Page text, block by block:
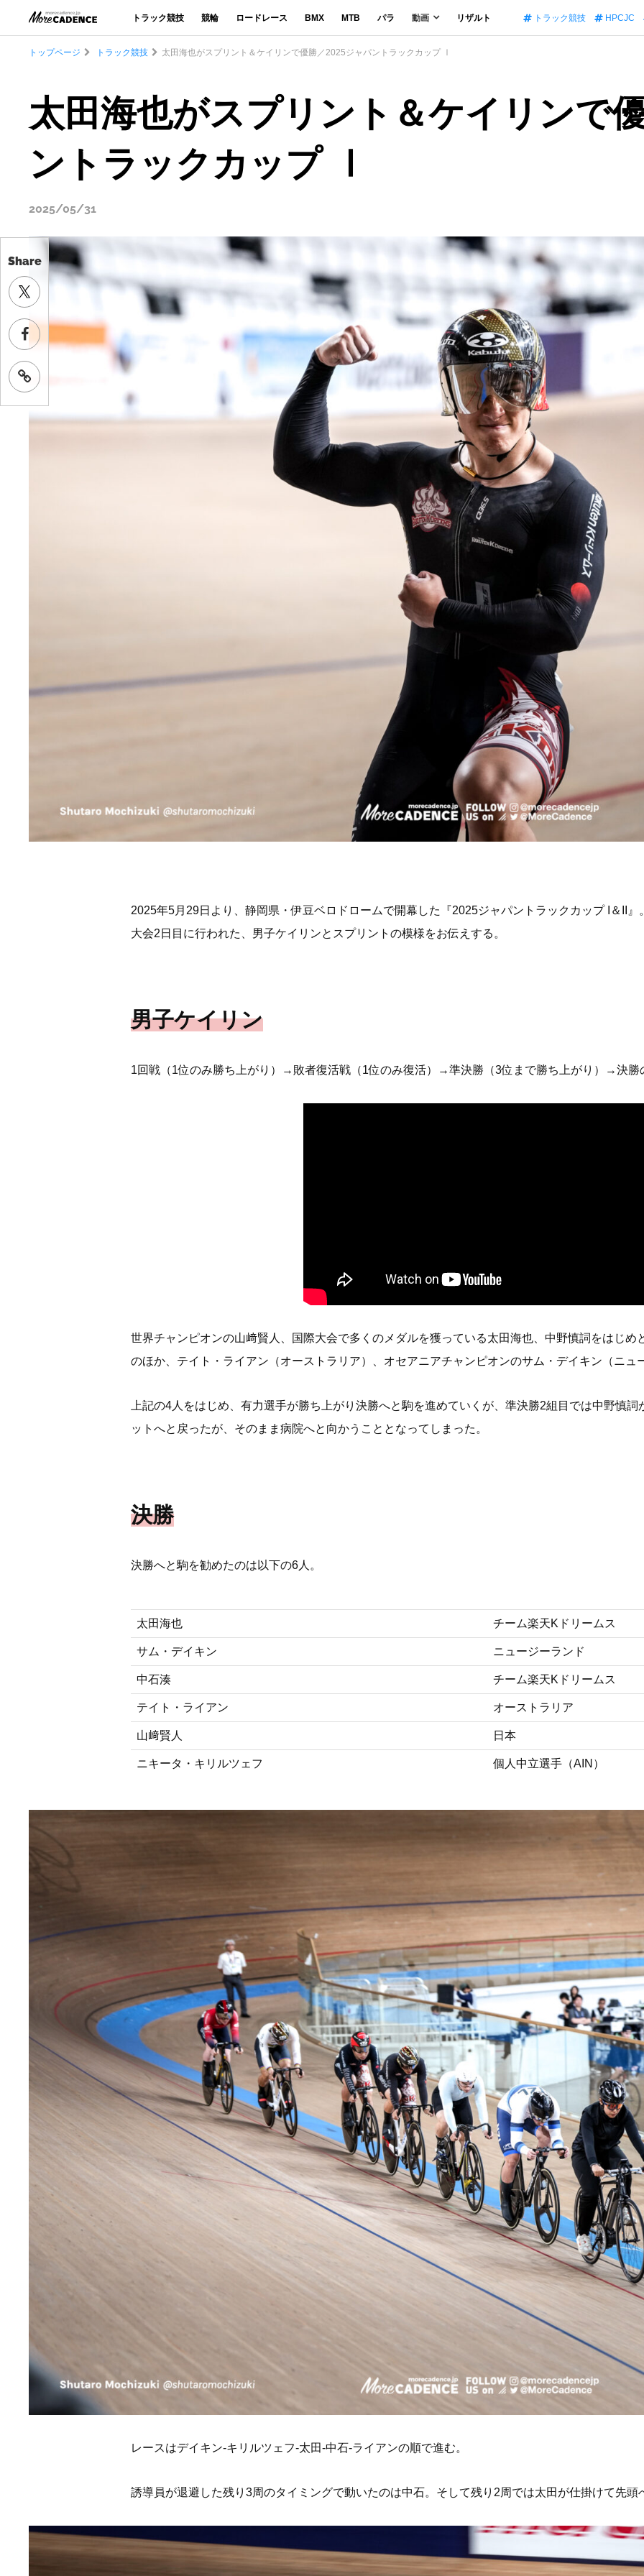
トラック競技 競輪 ロードレース BMX MTB パラ 動画 リザルト トラック競技 HPCJC
Share
トップページ トラック競技 太田海也がスプリント＆ケイリンで優勝／2025ジャパントラックカップ Ⅰ
太田海也がスプリント＆ケイリンで
ントラックカップ Ⅰ
2025/05/31
2025年5月29日より、静岡県・伊豆ベロドロームで開幕した『2025ジャパントラックカップ I＆II』
大会2日目に行われた、男子ケイリンとスプリントの模様をお伝えする。
男子ケイリン
1回戦（1位のみ勝ち上がり）→敗者復活戦（1位のみ復活）→準決勝（3位まで勝ち上がり）→決勝
世界チャンピオンの山﨑賢人、国際大会で多くのメダルを獲っている太田海也、中野慎詞をはじめ
のほか、テイト・ライアン（オーストラリア）、オセアニアチャンピオンのサム・デイキン（ニュ
上記の4人をはじめ、有力選手が勝ち上がり決勝へと駒を進めていくが、準決勝2組目では中野慎
ットへと戻ったが、そのまま病院へと向かうこととなってしまった。
決勝
決勝へと駒を勧めたのは以下の6人。
太田海也 チーム楽天Kドリームス
サム・デイキン ニュージーランド
中石湊 チーム楽天Kドリームス
テイト・ライアン オーストラリア
山﨑賢人 日本
ニキータ・キリルツェフ 個人中立選手（AIN）
レースはデイキン-キリルツェフ-太田-中石-ライアンの順で進む。
誘導員が退避した残り3周のタイミングで動いたのは中石。そして残り2周では太田が仕掛けて先頭